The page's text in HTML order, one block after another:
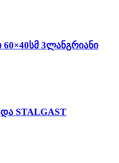
3ლანგრიანი
STALGAST